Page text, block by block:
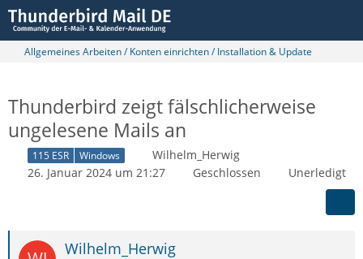
Allgemeines Arbeiten / Konten einrichten / Installation & Update
Thunderbird zeigt fälschlicherweise
ungelesene Mails an
115 ESR Windows
Wilhelm_Herwig
26. Januar 2024 um 21:27
Geschlossen Unerledigt
Wilhelm_Herwig